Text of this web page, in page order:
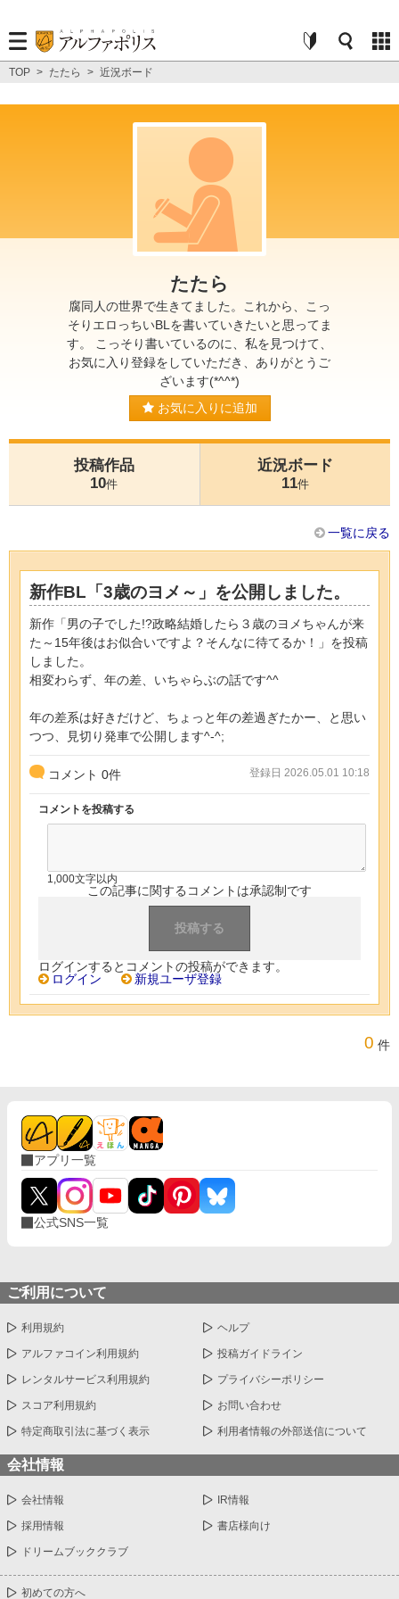
TOP > たたら > 近況ボード
たたら
腐同人の世界で生きてました。これから、こっ
そりエロっちいBLを書いていきたいと思ってま
す。 こっそり書いているのに、私を見つけて、
お気に入り登録をしていただき、ありがとうご
ざいます(*^^*)
お気に入りに追加
投稿作品
10件
近況ボード
11件
一覧に戻る
新作BL「3歳のヨメ～」を公開しました。
新作「男の子でした!?政略結婚したら３歳のヨメちゃんが来
た～15年後はお似合いですよ？そんなに待てるか！」を投稿
しました。
相変わらず、年の差、いちゃらぶの話です^^
年の差系は好きだけど、ちょっと年の差過ぎたかー、と思い
つつ、見切り発車で公開します^-^;
コメント 0件 登録日 2026.05.01 10:18
コメントを投稿する
1,000文字以内
この記事に関するコメントは承認制です
ログインするとコメントの投稿ができます。
ログイン
新規ユーザ登録
0 件
アプリ一覧
公式SNS一覧
ご利用について
利用規約 ヘルプ
アルファコイン利用規約 投稿ガイドライン
レンタルサービス利用規約 プライバシーポリシー
スコア利用規約 お問い合わせ
特定商取引法に基づく表示 利用者情報の外部送信について
会社情報
会社情報 IR情報
採用情報 書店様向け
ドリームブッククラブ
初めての方へ